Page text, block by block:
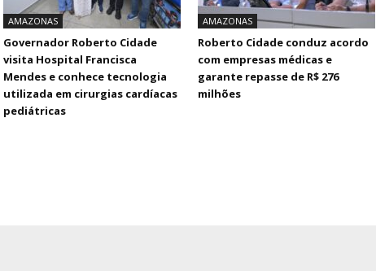
AMAZONAS
Governador Roberto Cidade
visita Hospital Francisca
Mendes e conhece tecnologia
utilizada em cirurgias cardíacas
pediátricas
AMAZONAS
Roberto Cidade conduz acordo
com empresas médicas e
garante repasse de R$ 276
milhões